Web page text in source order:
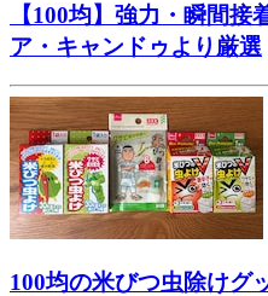
【100均】強力・瞬間接
ア・キャンドゥより厳選
100均の米びつ虫除けグ